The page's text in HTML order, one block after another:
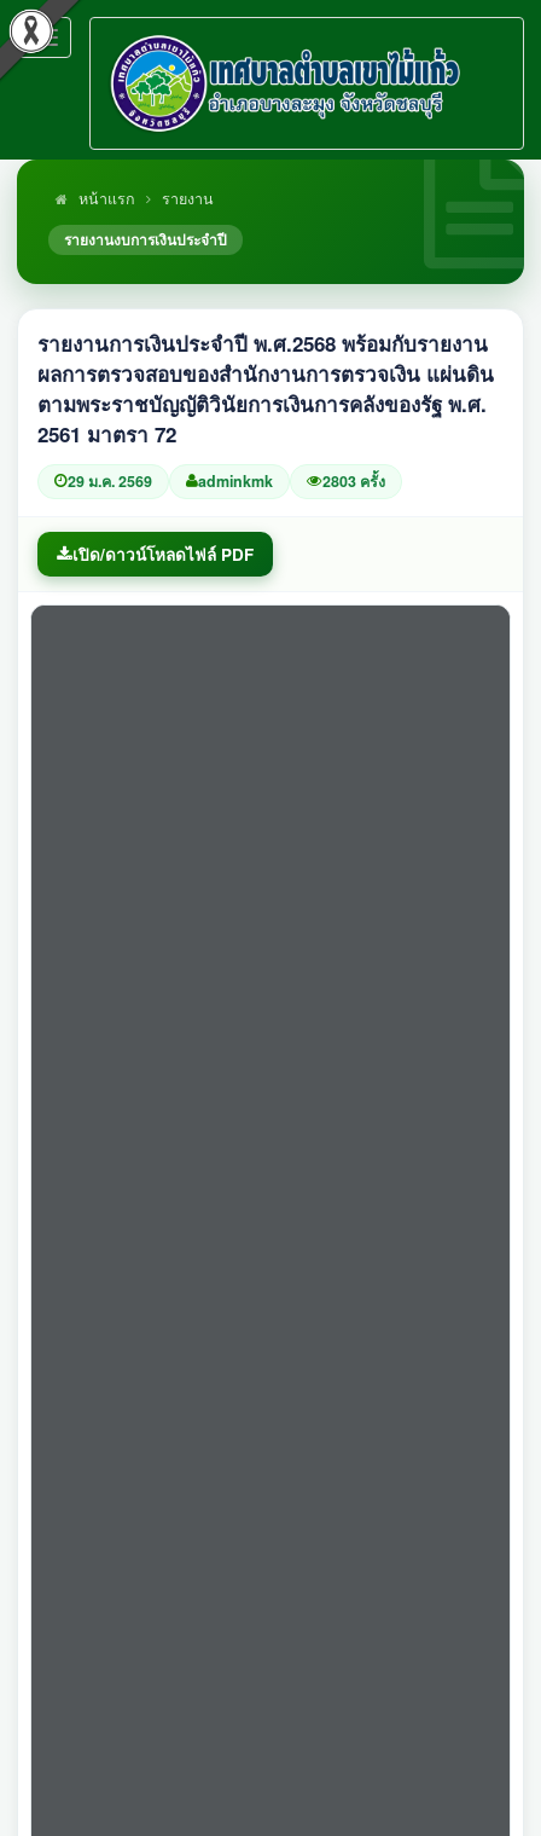
Toggle
navigation
หน้าแรก
รายงาน
รายงานงบการเงินประจำปี
รายงานการเงินประจำปี พ.ศ.2568 พร้อมกับรายงาน
ผลการตรวจสอบของสำนักงานการตรวจเงิน แผ่นดิน
ตามพระราชบัญญัติวินัยการเงินการคลังของรัฐ พ.ศ.
2561 มาตรา 72
29 ม.ค. 2569 adminkmk 2803 ครั้ง
เปิด/ดาวน์โหลดไฟล์ PDF